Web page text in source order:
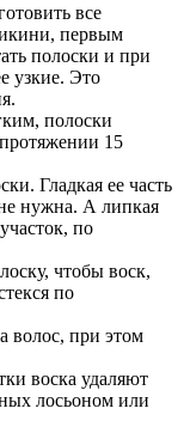
все
первым
полоски и при
узкие. Это
полоски
15
Гладкая ее часть
нужна. А липкая
по
чтобы воск,
по
волос, при этом
воска удаляют
лосьоном или